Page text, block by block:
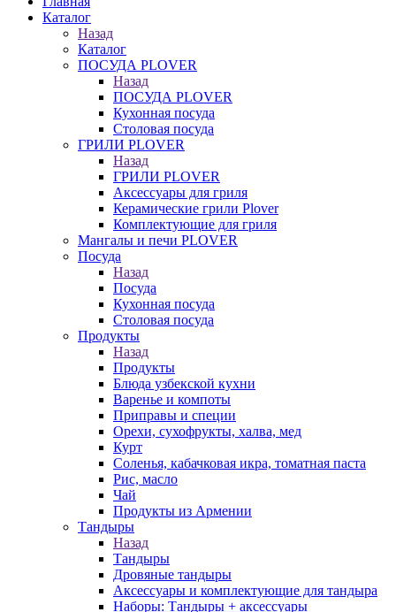
Каталог
Назад
Каталог
ПОСУДА PLOVER
Назад
ПОСУДА PLOVER
Кухонная посуда
Столовая посуда
ГРИЛИ PLOVER
Назад
ГРИЛИ PLOVER
Аксессуары для гриля
Керамические грили Plover
Комплектующие для гриля
Мангалы и печи PLOVER
Посуда
Назад
Посуда
Кухонная посуда
Столовая посуда
Продукты
Назад
Продукты
Блюда узбекской кухни
Варенье и компоты
Приправы и специи
Орехи, сухофрукты, халва, мед
Курт
Соленья, кабачковая икра, томатная паста
Рис, масло
Чай
Продукты из Армении
Тандыры
Назад
Тандыры
Дровяные тандыры
Аксессуары и комплектующие для тандыра
Наборы: Тандыры + аксессуары